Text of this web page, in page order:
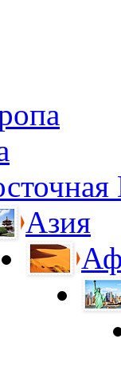
Азия